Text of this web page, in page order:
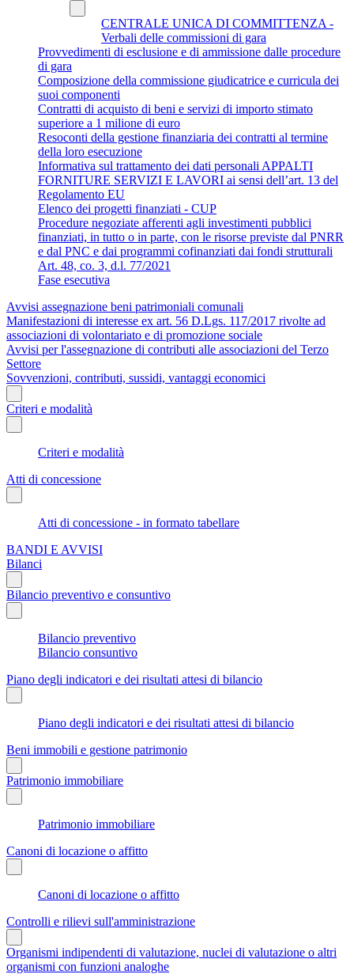
CENTRALE UNICA DI COMMITTENZA -
Verbali delle commissioni di gara
Provvedimenti di esclusione e di ammissione dalle procedure
di gara
Composizione della commissione giudicatrice e curricula dei
suoi componenti
Contratti di acquisto di beni e servizi di importo stimato
superiore a 1 milione di euro
Resoconti della gestione finanziaria dei contratti al termine
della loro esecuzione
Informativa sul trattamento dei dati personali APPALTI
FORNITURE SERVIZI E LAVORI ai sensi dell’art. 13 del
Regolamento EU
Elenco dei progetti finanziati - CUP
Procedure negoziate afferenti agli investimenti pubblici
finanziati, in tutto o in parte, con le risorse previste dal PNRR
e dal PNC e dai programmi cofinanziati dai fondi strutturali
Art. 48, co. 3, d.l. 77/2021
Fase esecutiva
Avvisi assegnazione beni patrimoniali comunali
Manifestazioni di interesse ex art. 56 D.Lgs. 117/2017 rivolte ad
associazioni di volontariato e di promozione sociale
Avvisi per l'assegnazione di contributi alle associazioni del Terzo
Settore
Sovvenzioni, contributi, sussidi, vantaggi economici
Criteri e modalità
Criteri e modalità
Atti di concessione
Atti di concessione - in formato tabellare
BANDI E AVVISI
Bilanci
Bilancio preventivo e consuntivo
Bilancio preventivo
Bilancio consuntivo
Piano degli indicatori e dei risultati attesi di bilancio
Piano degli indicatori e dei risultati attesi di bilancio
Beni immobili e gestione patrimonio
Patrimonio immobiliare
Patrimonio immobiliare
Canoni di locazione o affitto
Canoni di locazione o affitto
Controlli e rilievi sull'amministrazione
Organismi indipendenti di valutazione, nuclei di valutazione o altri
organismi con funzioni analoghe